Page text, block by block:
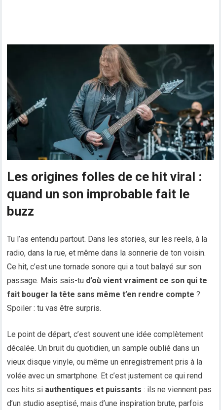
Les origines folles de ce hit viral :
quand un son improbable fait le
buzz
Tu l’as entendu partout. Dans les stories, sur les reels, à la
radio, dans la rue, et même dans la sonnerie de ton voisin.
Ce hit, c’est une tornade sonore qui a tout balayé sur son
passage. Mais sais-tu d’où vient vraiment ce son qui te
fait bouger la tête sans même t’en rendre compte ?
Spoiler : tu vas être surpris.
Le point de départ, c’est souvent une idée complètement
décalée. Un bruit du quotidien, un sample oublié dans un
vieux disque vinyle, ou même un enregistrement pris à la
volée avec un smartphone. Et c’est justement ce qui rend
ces hits si authentiques et puissants : ils ne viennent pas
d’un studio aseptisé, mais d’une inspiration brute, parfois